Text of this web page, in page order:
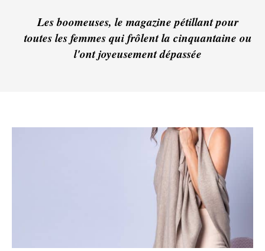
Les boomeuses, le magazine pétillant pour
toutes les femmes qui frôlent la cinquantaine ou
l'ont joyeusement dépassée